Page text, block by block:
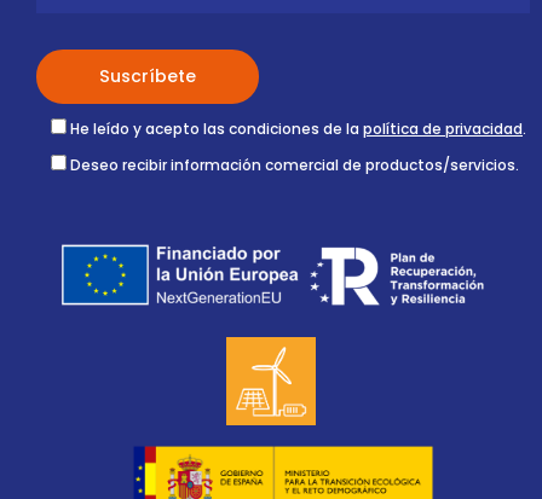
He leído y acepto las condiciones de la política de privacidad.
Deseo recibir información comercial de productos/servicios.